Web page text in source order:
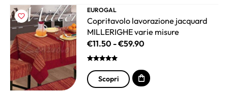
EUROGAL
Copritavolo lavorazione jacquard
MILLERIGHE varie misure
€11.50 -€59.90
Scopri